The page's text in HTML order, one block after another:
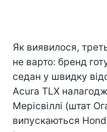
Як виявилося,
не варто: бренд
седан у швидку
Acura TLX
Мерісвіллі (штат
випускаються